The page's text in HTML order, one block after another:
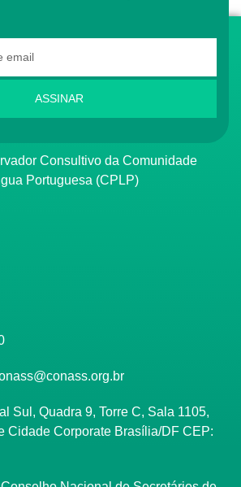
ASSINAR
Portuguesa (CPLP)
Sul, Quadra 9, Torre C, Sala 1105,
Cidade Corporate Brasília/DF CEP: